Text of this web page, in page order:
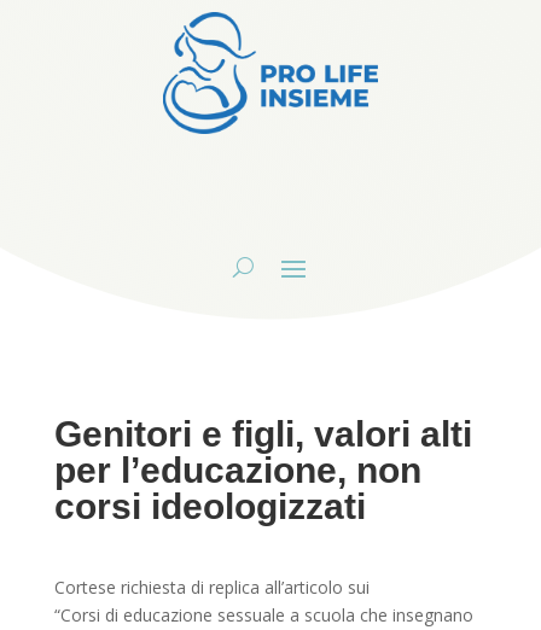
Genitori e figli, valori alti
per l’educazione, non
corsi ideologizzati
Cortese richiesta di replica all’articolo sui
“Corsi di educazione sessuale a scuola che insegnano